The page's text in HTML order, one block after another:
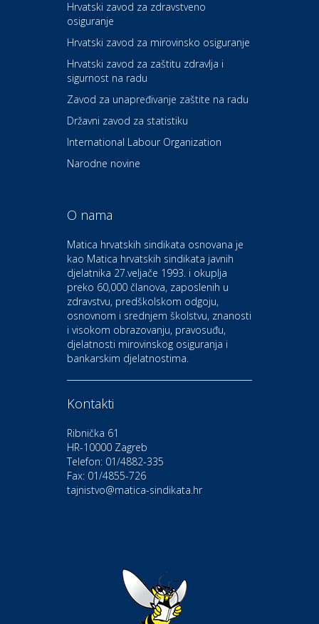
Zdravlje i osiguranje
Povoljnosti
Dental Sudar
Dom i dizajn
Euro-vrt – kosilice, motorne
Odmor
Bistrica
Auto-moto i tehnika
CIAK Auto d.o.o.
Kultura i edukacija
Kazalište Gavella
Moda i ljepota
Gastro
Hotel Bunčić Vrbovec
Izletište i vinotočje VINIA
Hrvatski zavod za zdravstveno
osiguranje
Hrvatski zavod za mirovinsko osiguranje
Hrvatski zavod za zaštitu zdravlja i
sigurnost na radu
Zavod za unapređivanje zaštite na radu
Državni zavod za statistiku
International Labour Organization
Narodne novine
O nama
Matica hrvatskih sindikata osnovana je
kao Matica hrvatskih sindikata javnih
djelatnika 27.veljače 1993. i okuplja
preko 60,000 članova, zaposlenih u
zdravstvu, predškolskom odgoju,
osnovnom i srednjem školstvu, znanosti
i visokom obrazovanju, pravosuđu,
djelatnosti mirovinskog osiguranja i
bankarskim djelatnostima.
Kontakti
Ribnička 61
HR-10000 Zagreb
Telefon: 01/4882-335
Fax: 01/4855-726
tajnistvo@matica-sindikata.hr